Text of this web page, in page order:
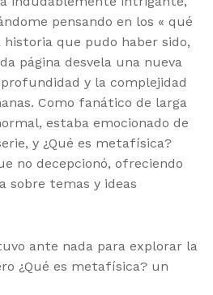
pensando en los « qué
que pudo haber sido,
página desvela una nueva
y la complejidad
Como fanático de larga
estaba emocionado de
y ¿Qué es metafísica?
no decepcionó, ofreciendo
sobre temas y ideas
ante nada para explorar la
¿Qué es metafísica? un